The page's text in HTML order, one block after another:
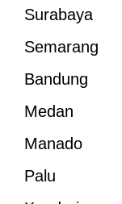
Surabaya
Semarang
Bandung
Medan
Manado
Palu